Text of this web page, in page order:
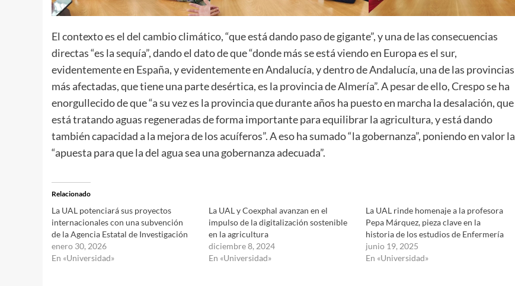
El contexto es el del cambio climático, “que está dando paso de gigante”, y una de las consecuencias
directas “es la sequía”, dando el dato de que “donde más se está viendo en Europa es el sur,
evidentemente en España, y evidentemente en Andalucía, y dentro de Andalucía, una de las provincias
más afectadas, que tiene una parte desértica, es la provincia de Almería”. A pesar de ello, Crespo se ha
enorgullecido de que “a su vez es la provincia que durante años ha puesto en marcha la desalación, que
está tratando aguas regeneradas de forma importante para equilibrar la agricultura, y está dando
también capacidad a la mejora de los acuíferos”. A eso ha sumado “la gobernanza”, poniendo en valor la
“apuesta para que la del agua sea una gobernanza adecuada”.
Relacionado
La UAL potenciará sus proyectos
internacionales con una subvención
de la Agencia Estatal de Investigación
enero 30, 2026
En «Universidad»
La UAL y Coexphal avanzan en el
impulso de la digitalización sostenible
en la agricultura
diciembre 8, 2024
En «Universidad»
La UAL rinde homenaje a la profesora
Pepa Márquez, pieza clave en la
historia de los estudios de Enfermería
junio 19, 2025
En «Universidad»